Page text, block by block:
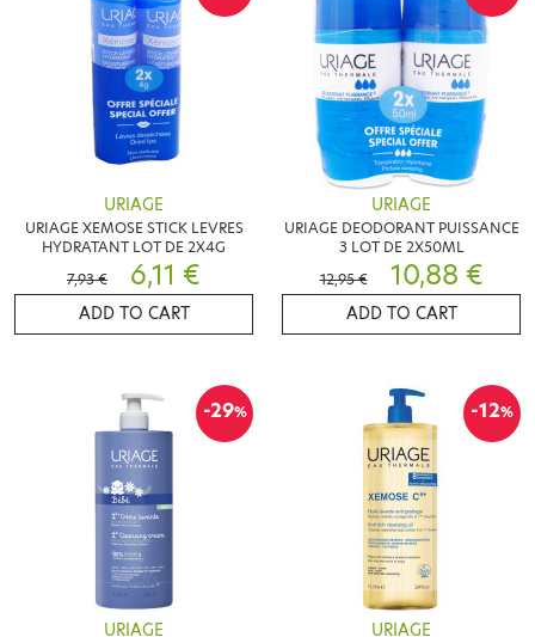
URIAGE
URIAGE XEMOSE STICK LEVRES
HYDRATANT LOT DE 2X4G
7,93 €
6,11 €
ADD TO CART
URIAGE
URIAGE DEODORANT PUISSANCE
3 LOT DE 2X50ML
12,95 €
10,88 €
ADD TO CART
-29%
URIAGE
-12%
URIAGE